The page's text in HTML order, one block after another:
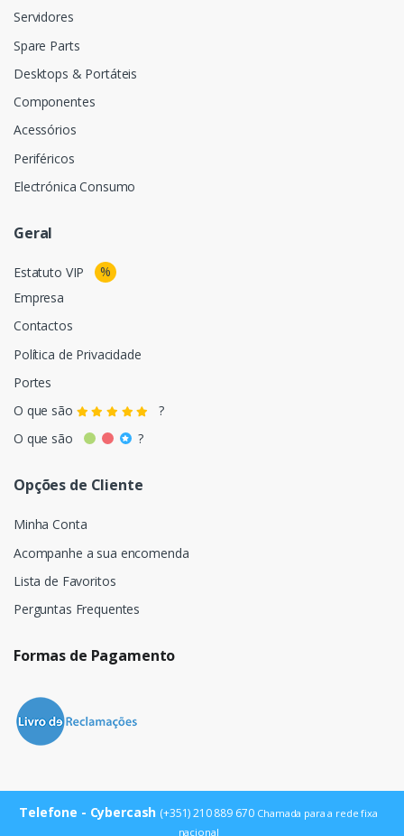
Servidores
Spare Parts
Desktops & Portáteis
Componentes
Acessórios
Periféricos
Electrónica Consumo
Geral
Estatuto VIP
%
Empresa
Contactos
Política de Privacidade
Portes
O que são
?
O que são
?
Opções de Cliente
Minha Conta
Acompanhe a sua encomenda
Lista de Favoritos
Perguntas Frequentes
Formas de Pagamento
Telefone - Cybercash (+351) 210 889 670 Chamada para a rede fixa
nacional